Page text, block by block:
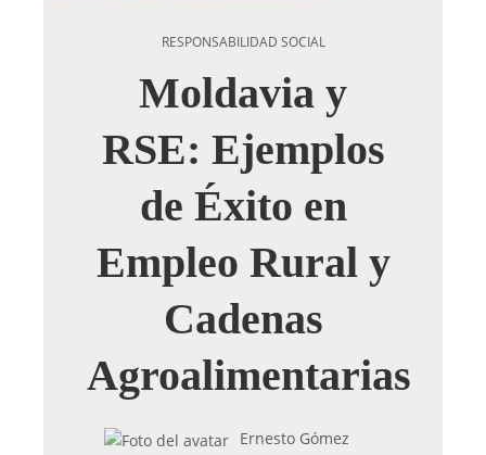
RESPONSABILIDAD SOCIAL
Moldavia y
RSE: Ejemplos
de Éxito en
Empleo Rural y
Cadenas
Agroalimentarias
Ernesto Gómez